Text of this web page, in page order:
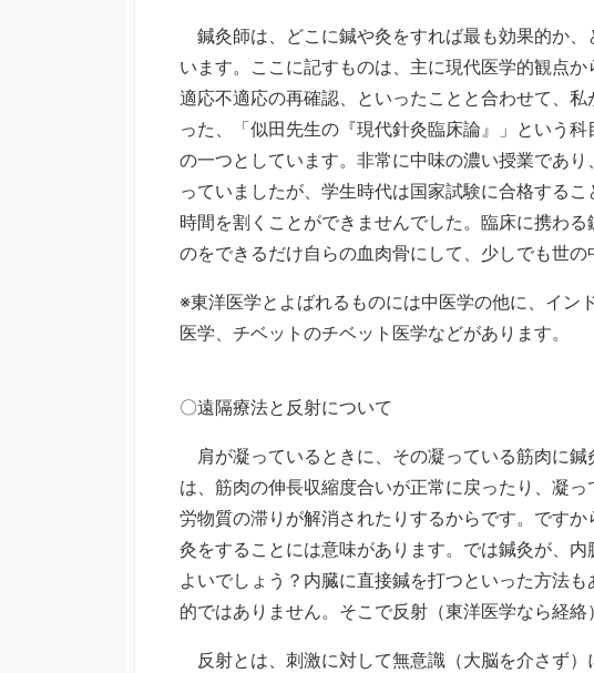
鍼灸師は、どこに鍼や灸をすれば最も効果的か
います。ここに記すものは、主に現代医学的観点
適応不適応の再確認、といったことと合わせて、
った、「似田先生の『現代針灸臨床論』」という
の一つとしています。非常に中味の濃い授業であ
っていましたが、学生時代は国家試験に合格する
時間を割くことができませんでした。臨床に携わ
のをできるだけ自らの血肉骨にして、少しでも世の
※東洋医学とよばれるものには中医学の他に、イン
医学、チベットのチベット医学などがあります。
〇遠隔療法と反射について
肩が凝っているときに、その凝っている筋肉に
は、筋肉の伸長収縮度合いが正常に戻ったり、凝
労物質の滞りが解消されたりするからです。です
灸をすることには意味があります。では鍼灸が、
よいでしょう？内臓に直接鍼を打つといった方法
的ではありません。そこで反射（東洋医学なら経絡
反射とは、刺激に対して無意識（大脳を介さず）